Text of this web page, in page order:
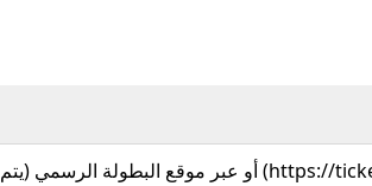
عبر الرابط المتوقع: [https://tickets.qfa.qa](https://tickets.qfa.qa) أو عبر موقع البطولة الرسمي (يتم